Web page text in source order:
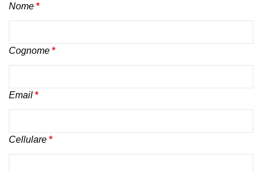
Nome*
Cognome*
Email*
Cellulare*